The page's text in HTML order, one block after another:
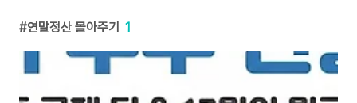
연말정산 몰아주기 1